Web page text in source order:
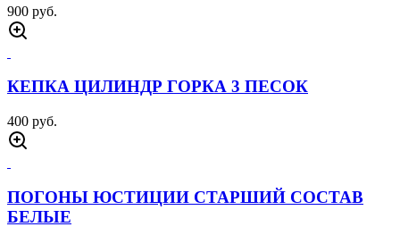
900 руб.
КЕПКА ЦИЛИНДР ГОРКА 3 ПЕСОК
400 руб.
ПОГОНЫ ЮСТИЦИИ СТАРШИЙ СОСТАВ
БЕЛЫЕ